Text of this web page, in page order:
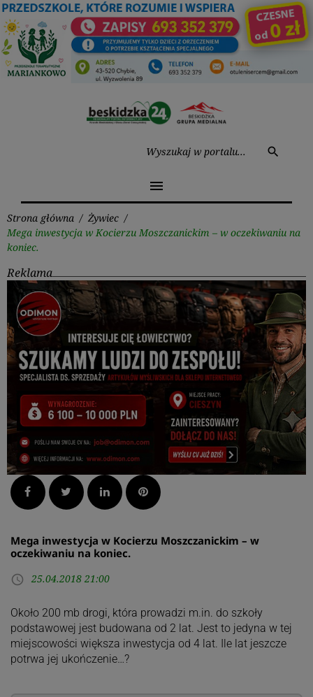
Przejdź
do
treści
search
menu
Strona główna / Żywiec /
Mega inwestycja w Kocierzu Moszczanickim – w oczekiwaniu na
koniec.
Reklama
Facebook Twitter LinkedInPinterest
Mega inwestycja w Kocierzu Moszczanickim – w
oczekiwaniu na koniec.
access_time
25.04.2018 21:00
Około 200 mb drogi, która prowadzi m.in. do szkoły
podstawowej jest budowana od 2 lat. Jest to jedyna w tej
miejscowości większa inwestycja od 4 lat. Ile lat jeszcze
potrwa jej ukończenie…?